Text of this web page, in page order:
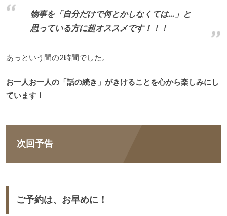
物事を「自分だけで何とかしなくては…」と
思っている方に超オススメです！！！
あっという間の2時間でした。
お一人お一人の「話の続き」がきけることを心から楽しみにし
ています！
次回予告
ご予約は、お早めに！